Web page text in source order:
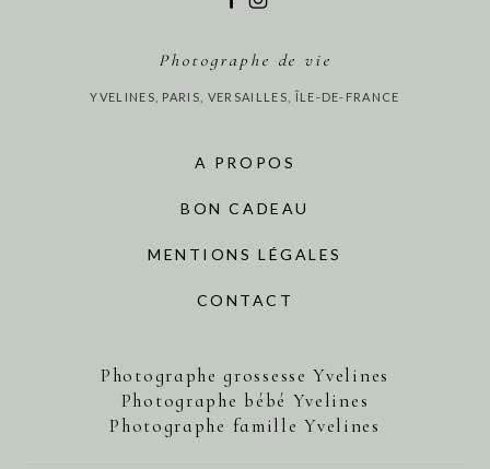
Photographe de vie
YVELINES, PARIS, VERSAILLES, ÎLE-DE-FRANCE
A PROPOS
BON CADEAU
MENTIONS LÉGALES
CONTACT
Photographe grossesse Yvelines
Photographe bébé Yvelines
Photographe famille Yvelines